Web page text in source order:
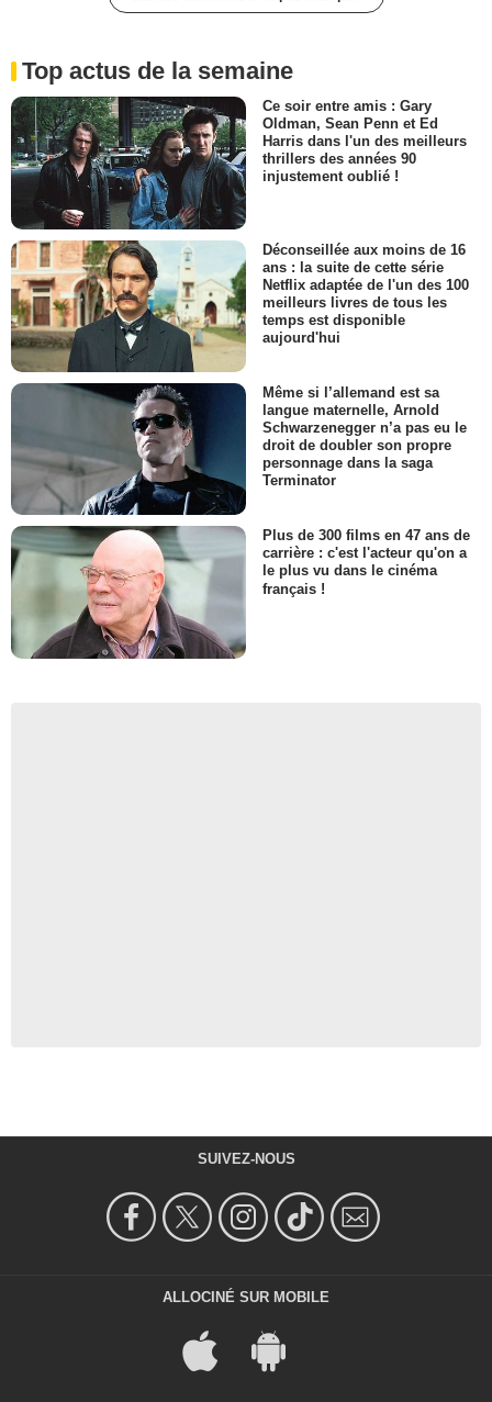
Top actus de la semaine
Ce soir entre amis : Gary
Oldman, Sean Penn et Ed
Harris dans l'un des meilleurs
thrillers des années 90
injustement oublié !
Déconseillée aux moins de 16
ans : la suite de cette série
Netflix adaptée de l'un des 100
meilleurs livres de tous les
temps est disponible
aujourd'hui
Même si l’allemand est sa
langue maternelle, Arnold
Schwarzenegger n’a pas eu le
droit de doubler son propre
personnage dans la saga
Terminator
Plus de 300 films en 47 ans de
carrière : c'est l'acteur qu'on a
le plus vu dans le cinéma
français !
SUIVEZ-NOUS
ALLOCINÉ SUR MOBILE